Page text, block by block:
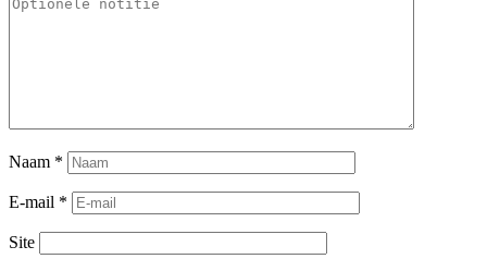
Naam *
E-mail *
Site